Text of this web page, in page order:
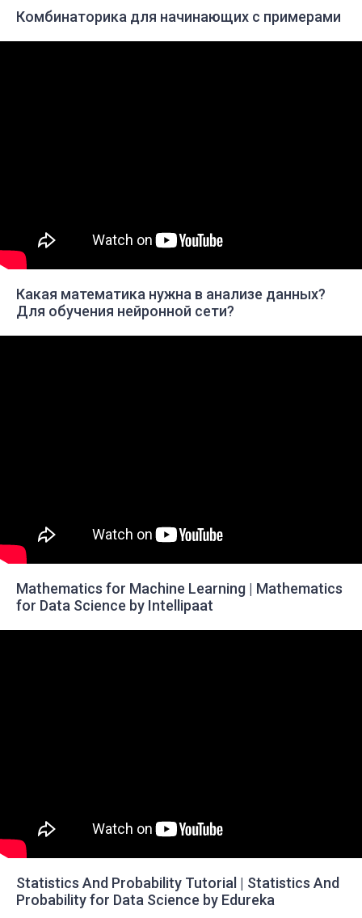
Комбинаторика для начинающих с примерами
Какая математика нужна в анализе данных?
Для обучения нейронной сети?
Mathematics for Machine Learning | Mathematics
for Data Science by Intellipaat
Statistics And Probability Tutorial | Statistics And
Probability for Data Science by Edureka